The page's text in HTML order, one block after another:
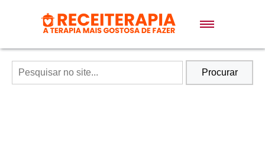
Doces e Sobremesas
Air Fryer
Procurar